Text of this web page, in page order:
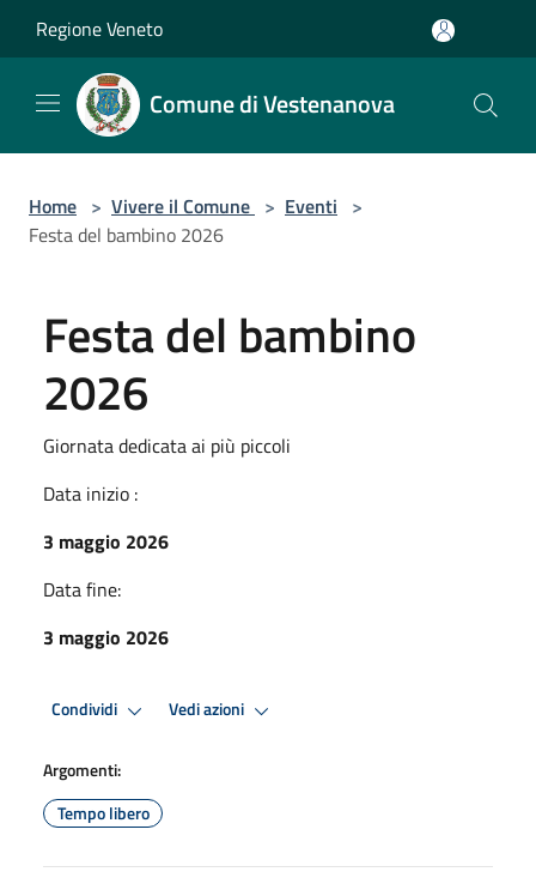
Regione Veneto
Comune di Vestenanova
Home > Vivere il Comune > Eventi >
Festa del bambino 2026
Festa del bambino
2026
Giornata dedicata ai più piccoli
Data inizio :
3 maggio 2026
Data fine:
3 maggio 2026
Condividi Vedi azioni
Argomenti:
Tempo libero